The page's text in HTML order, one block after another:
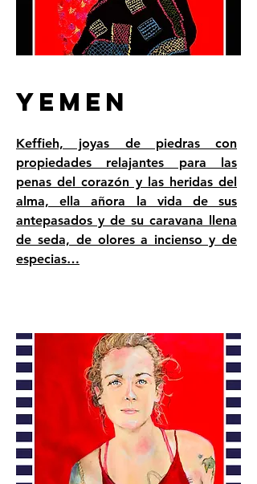
YEMEN
Keffieh, joyas de piedras con
propiedades relajantes para las
penas del corazón y las heridas del
alma, ella añora la vida de sus
antepasados y de su caravana llena
de seda, de olores a incienso y de
especias…